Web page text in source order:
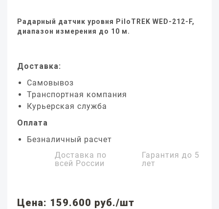
Радарный датчик уровня PiloTREK WED-212-F,
диапазон измерения до 10 м.
Доставка:
Самовывоз
Транспортная компания
Курьерская служба
Оплата
Безналичный расчет
Доставка по
всей России
Гарантия до 5
лет
Цена: 159.600 руб./шт